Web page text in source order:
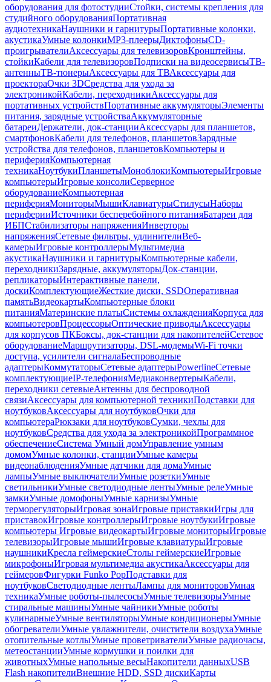
оборудования для фотостудииСтойки, системы крепления для
студийного оборудованияПортативная
аудиотехникаНаушники и гарнитурыПортативные колонки,
акустикаУмные колонкиMP3-плеерыДиктофоныCD-
проигрывателиАксессуары для телевизоровКронштейны,
стойкиКабели для телевизоровПодписки на видеосервисыТВ-
антенныТВ-тюнерыАксессуары для ТВАксессуары для
проектораОчки 3DСредства для ухода за
электроникойКабели, переходникиАксессуары для
портативных устройствПортативные аккумуляторыЭлементы
питания, зарядные устройстваАккумуляторные
батареиДержатели, док-станцииАксессуары для планшетов,
смартфоновКабели для телефонов, планшетовЗарядные
устройства для телефонов, планшетовКомпьютеры и
периферияКомпьютерная
техникаНоутбукиПланшетыМоноблокиКомпьютерыИгровые
компьютерыИгровые консолиСерверное
оборудованиеКомпьютерная
периферияМониторыМышиКлавиатурыСтилусыНаборы
периферииИсточники бесперебойного питанияБатареи для
ИБПСтабилизаторы напряженияИнверторы
напряженияСетевые фильтры, удлинителиВеб-
камерыИгровые контроллерыМультимедиа
акустикаНаушники и гарнитурыКомпьютерные кабели,
переходникиЗарядные, аккумуляторыДок-станции,
репликаторыИнтерактивные панели,
доскиКомплектующиеЖесткие диски, SSDОперативная
памятьВидеокартыКомпьютерные блоки
питанияМатеринские платыСистемы охлажденияКорпуса для
компьютеровПроцессорыОптические приводыАксессуары
для корпусов ПКБоксы, док-станции для накопителейСетевое
оборудованиеМаршрутизаторы, DSL-модемыWi-Fi точки
доступа, усилители сигналаБеспроводные
адаптерыКоммутаторыСетевые адаптерыPowerlineСетевые
комплектующиеIP-телефонияМедиаконвертерыКабели,
переходники сетевыеАнтенны для беспроводной
связиАксессуары для компьютерной техникиПодставки для
ноутбуковАксессуары для ноутбуковОчки для
компьютераРюкзаки для ноутбуковСумки, чехлы для
ноутбуковСредства для ухода за электроникойПрограммное
обеспечениеСистема Умный домУправление умным
домомУмные колонки, станцииУмные камеры
видеонаблюденияУмные датчики для домаУмные
лампыУмные выключателиУмные розеткиУмные
светильникиУмные светодиодные лентыУмные релеУмные
замкиУмные домофоныУмные карнизыУмные
терморегуляторыИгровая зонаИгровые приставкиИгры для
приставокИгровые контроллерыИгровые ноутбукиИгровые
компьютеры Игровые видеокартыИгровые мониторыИгровые
телевизорыИгровые мышиИгровые клавиатурыИгровые
наушникиКресла геймерскиеСтолы геймерскиеИгровые
микрофоныИгровая мультимедиа акустикаАксессуары для
геймеровФигурки Funko PopПодставки для
ноутбуковСветодиодные лентыЛампы для мониторовУмная
техникаУмные роботы-пылесосыУмные телевизорыУмные
стиральные машиныУмные чайникиУмные роботы
кулинарныеУмные вентиляторыУмные кондиционерыУмные
обогревателиУмные увлажнители, очистители воздухаУмные
отопительные котлыУмные проветривателиУмные радиочасы,
метеостанцииУмные кормушки и поилки для
животныхУмные напольные весыНакопители данныхUSB
Flash накопителиВнешние HDD, SSD дискиКарты